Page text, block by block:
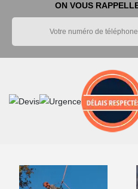
ON VOUS